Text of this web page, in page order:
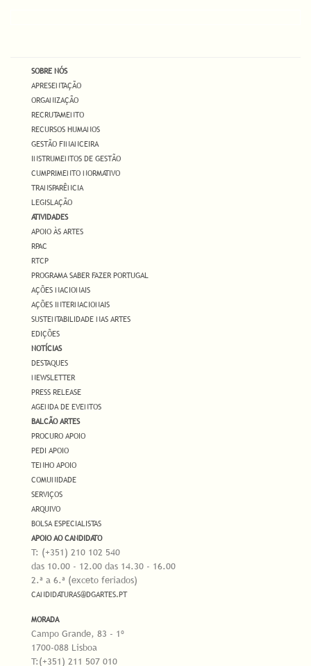
SOBRE NÓS
APRESENTAÇÃO
ORGANIZAÇÃO
RECRUTAMENTO
RECURSOS HUMANOS
GESTÃO FINANCEIRA
INSTRUMENTOS DE GESTÃO
CUMPRIMENTO NORMATIVO
TRANSPARÊNCIA
LEGISLAÇÃO
ATIVIDADES
APOIO ÀS ARTES
RPAC
RTCP
PROGRAMA SABER FAZER PORTUGAL
AÇÕES NACIONAIS
AÇÕES INTERNACIONAIS
SUSTENTABILIDADE NAS ARTES
EDIÇÕES
NOTÍCIAS
DESTAQUES
NEWSLETTER
PRESS RELEASE
AGENDA DE EVENTOS
BALCÃO ARTES
PROCURO APOIO
PEDI APOIO
TENHO APOIO
COMUNIDADE
SERVIÇOS
ARQUIVO
BOLSA ESPECIALISTAS
APOIO AO CANDIDATO
T: (+351) 210 102 540
das 10.00 - 12.00 das 14.30 - 16.00
2.ª a 6.ª (exceto feriados)
CANDIDATURAS@DGARTES.PT
MORADA
Campo Grande, 83 - 1º
1700-088 Lisboa
T:(+351) 211 507 010